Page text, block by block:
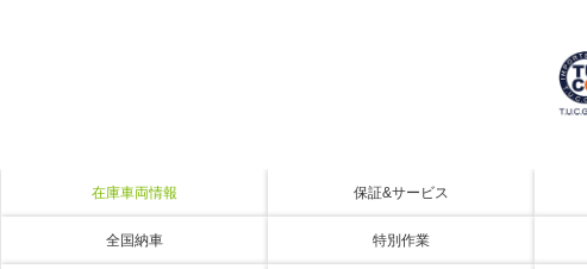
在庫車両情報 保証&サービス
全国納車 特別作業